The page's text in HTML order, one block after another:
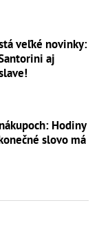
veľké novinky:
aj
Hodiny
slovo má